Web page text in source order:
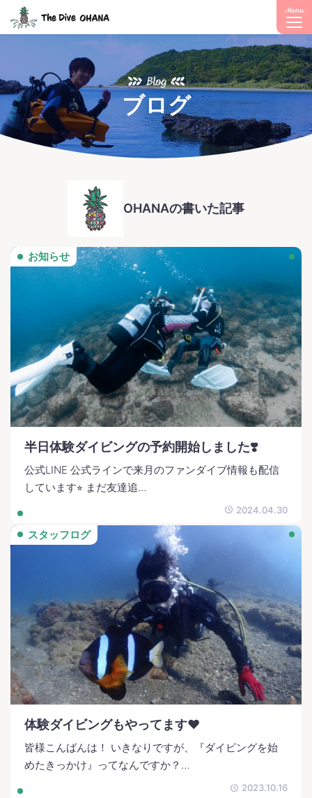
Menu
Blog
ブログ
OHANAの書いた記事
お知らせ
半日体験ダイビングの予約開始しました❣️
公式LINE 公式ラインで来月のファンダイブ情報も配信
しています⭐︎ まだ友達追…
2024.04.30
スタッフログ
体験ダイビングもやってます❤️
皆様こんばんは！ いきなりですが、『ダイビングを始
めたきっかけ』ってなんですか？…
2023.10.16